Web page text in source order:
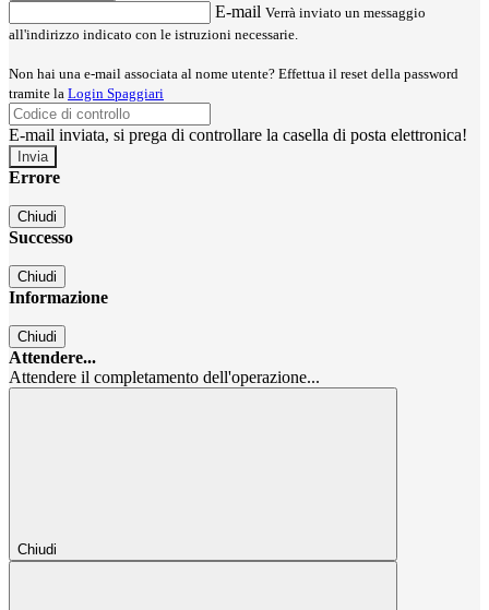
E-mail Verrà inviato un messaggio
all'indirizzo indicato con le istruzioni necessarie.
Non hai una e-mail associata al nome utente? Effettua il reset della password
tramite la Login Spaggiari
E-mail inviata, si prega di controllare la casella di posta elettronica!
Errore
Chiudi
Successo
Chiudi
Informazione
Chiudi
Attendere...
Attendere il completamento dell'operazione...
Chiudi